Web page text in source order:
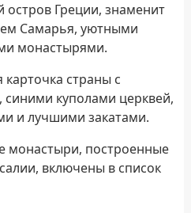
Греции, знаменит
Самарья, уютными
монастырями.
страны с
куполами церквей,
и лучшими закатами.
монастыри, построенные
включены в список